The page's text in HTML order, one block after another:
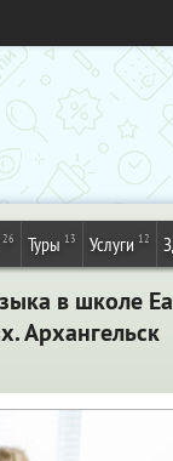
26 Туры 13 Услуги 12
в школе
Архангельск